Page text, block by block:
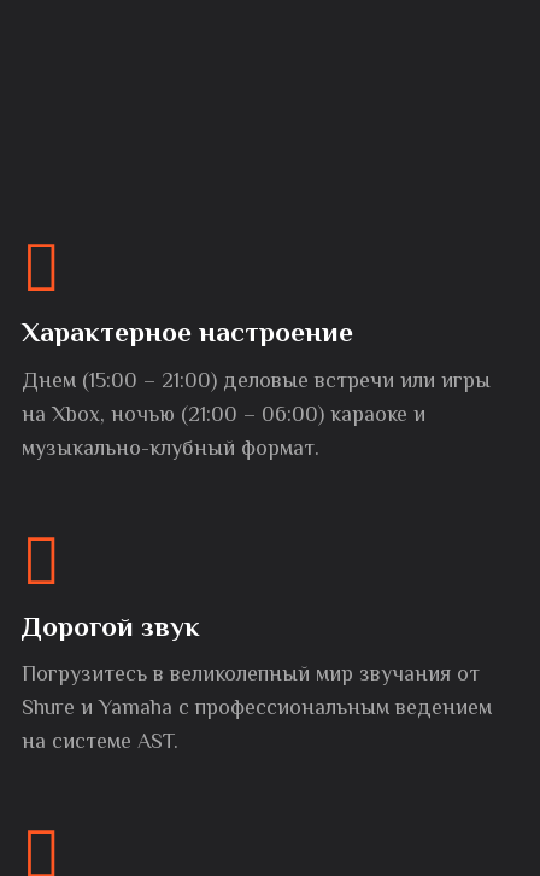
Характерное настроение
Днем (15:00 – 21:00) деловые встречи или игры
на Xbox, ночью (21:00 – 06:00) караоке и
музыкально-клубный формат.
Дорогой звук
Погрузитесь в великолепный мир звучания от
Shure и Yamaha с профессиональным ведением
на системе AST.